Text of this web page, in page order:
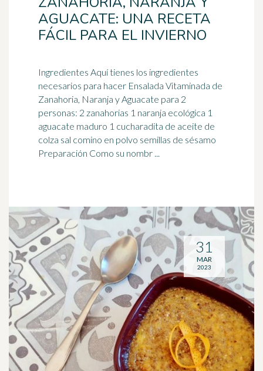
AGUACATE: UNA RECETA
FÁCIL PARA EL INVIERNO
Ingredientes Aquí tienes los ingredientes
necesarios para hacer Ensalada Vitaminada de
Zanahoria, Naranja y Aguacate para 2
personas: 2 zanahorias 1 naranja ecológica 1
aguacate maduro 1 cucharadita de aceite de
colza sal comino en polvo semillas de sésamo
Preparación Como su nombr ...
31
MAR
2023